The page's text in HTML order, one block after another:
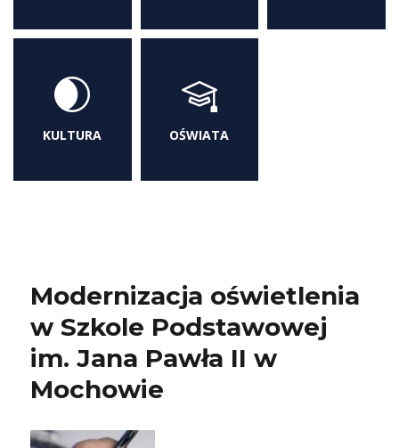
KULTURA OŚWIATA
Modernizacja oświetlenia
w Szkole Podstawowej
im. Jana Pawła II w
Mochowie